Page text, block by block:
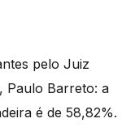
pelo Juiz
Paulo Barreto: a
é de 58,82%.